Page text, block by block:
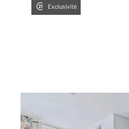
Exclusivité
23,24 m
Ref : 1455